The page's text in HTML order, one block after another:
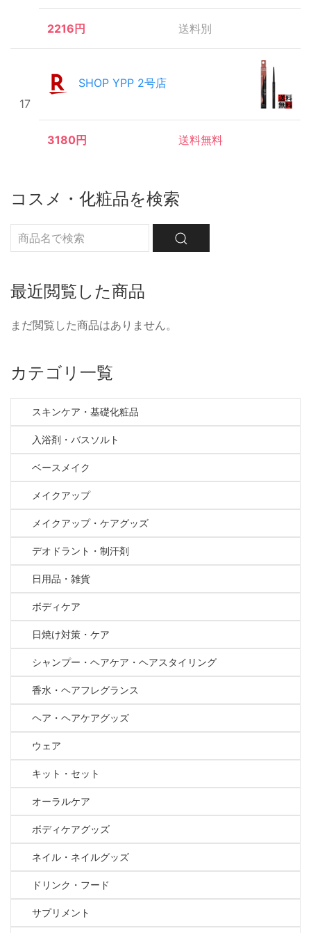
2216円 送料別
17
SHOP YPP 2号店
3180円 送料無料
コスメ・化粧品を検索
最近閲覧した商品
まだ閲覧した商品はありません。
カテゴリ一覧
スキンケア・基礎化粧品
入浴剤・バスソルト
ベースメイク
メイクアップ
メイクアップ・ケアグッズ
デオドラント・制汗剤
日用品・雑貨
ボディケア
日焼け対策・ケア
シャンプー・ヘアケア・ヘアスタイリング
香水・ヘアフレグランス
ヘア・ヘアケアグッズ
ウェア
キット・セット
オーラルケア
ボディケアグッズ
ネイル・ネイルグッズ
ドリンク・フード
サプリメント